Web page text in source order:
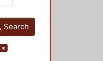
Search
×